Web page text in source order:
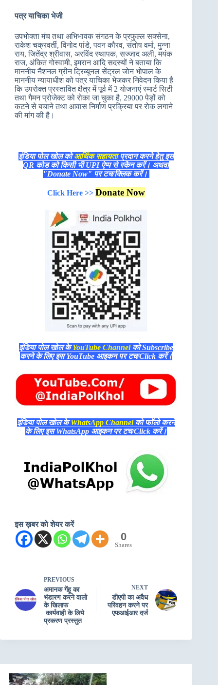
पत्र याचिका भेजी
उपभोक्ता मंच तथा अभिभावक संगठन के प्रफुल्ल सक्सेना,
राकेश चक्रवर्ती, विनोद पांडे, पवन कौरव, संतोष वर्मा, मुन्ना
राय, जितेंद्र श्रीवास, अरविंद स्थापक, सज्जाद अली, मयंक
राज, अंकित गोस्वामी, इमरान आदि सदस्यों ने बताया कि
माननीय नैशनल ग्रीन ट्रिब्यूनल सेंट्रल जोन भोपाल के
माननीय न्यायाधीश को पत्र याचिका भेजकर निवेदन किया है
कि उपरोक्त प्रस्तावित क्षैत्र में पूर्व में 2 योजनाएं स्मार्ट सिटी
तथा गैमन प्रोजेक्ट को रोका जा चुका है, 29000 पेड़ों को
कटने से बचाने तथा आवास निर्माण प्रक्रिया पर रोक लगाने
की मांग की है।
इंडिया पोल खोल कोआर्थिक सहायताप्रदान करने हेतु इस
QR कोड को किसी भी UPI ऐप्प से स्कैन करें। अथवा
"Donate Now" पर टच/क्लिक करें।
Click Here >> Donate Now
इंडिया पोल खोल केYouTube Channelको Subscribe
करने के लिए इस YouTube आइकन पर टच/Click करें।
इंडिया पोल खोल केWhatsApp Channelको फॉलो करने
के लिए इस WhatsApp आइकन पर टच/Click करें।
इस ख़बर को शेयर करें
0
Shares
PREVIOUS
अमानक गेंहू का
भंडारण करने वालो
के खिलाफ
कार्यवाही के लिये
प्रकरण प्रस्तुत
NEXT
डीएपी का अवैध
परिवहन करने पर
एफआईआर दर्ज